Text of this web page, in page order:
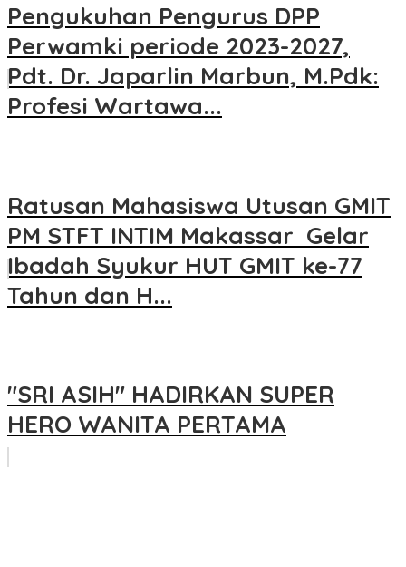
Pengukuhan Pengurus DPP
Perwamki periode 2023-2027,
Pdt. Dr. Japarlin Marbun, M.Pdk:
Profesi Wartawa...
Ratusan Mahasiswa Utusan GMIT
PM STFT INTIM Makassar Gelar
Ibadah Syukur HUT GMIT ke-77
Tahun dan H...
"SRI ASIH" HADIRKAN SUPER
HERO WANITA PERTAMA